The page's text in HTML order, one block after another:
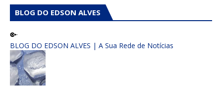
BLOG DO EDSON ALVES
BLOG DO EDSON ALVES | A Sua Rede de Notícias